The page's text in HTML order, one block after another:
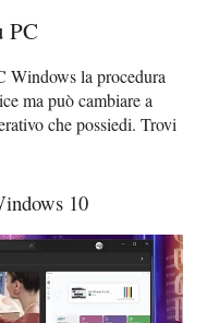
PC
Windows la procedura
ma può cambiare a
che possiedi. Trovi
10